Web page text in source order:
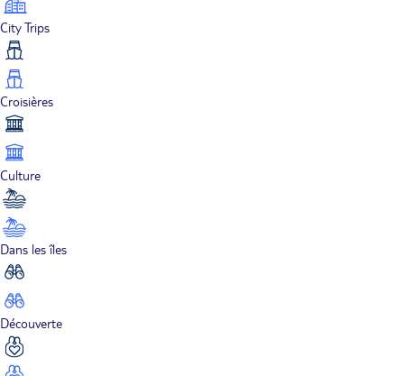
City Trips
Croisières
Culture
Dans les îles
Découverte